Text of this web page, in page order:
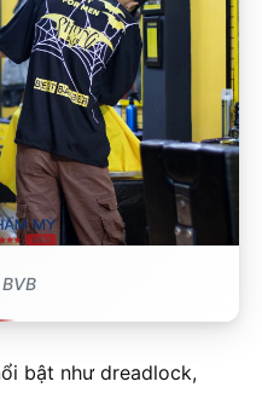
bật như dreadlock,